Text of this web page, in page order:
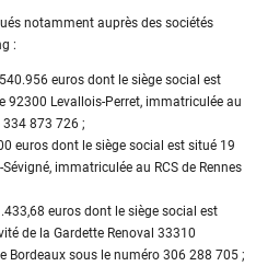
notamment auprès des sociétés
:
euros dont le siège social est
92300 Levallois-Perret, immatriculée au
334 873 726 ;
euros dont le siège social est situé 19
immatriculée au RCS de Rennes
euros dont le siège social est
de la Gardette Renoval 33310
Bordeaux sous le numéro 306 288 705 ;